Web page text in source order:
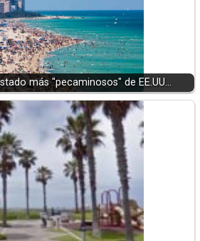
más "pecaminosos" de EE.UU…